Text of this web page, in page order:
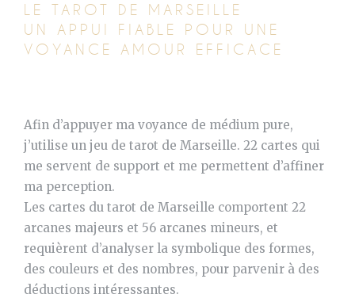
LE TAROT DE MARSEILLE
UN APPUI FIABLE POUR UNE
VOYANCE AMOUR EFFICACE
Afin d’appuyer ma voyance de médium pure,
j’utilise un jeu de tarot de Marseille. 22 cartes qui
me servent de support et me permettent d’affiner
ma perception.
Les cartes du tarot de Marseille comportent 22
arcanes majeurs et 56 arcanes mineurs, et
requièrent d’analyser la symbolique des formes,
des couleurs et des nombres, pour parvenir à des
déductions intéressantes.